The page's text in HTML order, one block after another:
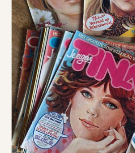
Vintage boeken en strips
Kerst